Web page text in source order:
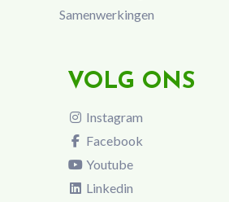
Samenwerkingen
VOLG ONS
Instagram
Facebook
Youtube
Linkedin